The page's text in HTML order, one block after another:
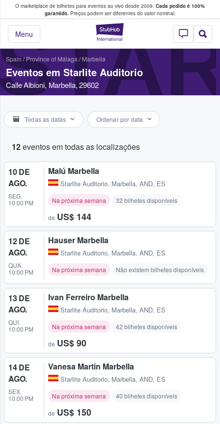
O marketplace de bilhetes para eventos ao vivo desde 2009. Cada pedido é 100%
garantido.Preços podem ser diferentes do valor nominal.
StubHub – onde
Menu
fãs compram e vendem bilhetes
Spain/Province of Málaga / Marbella
Eventos em Starlite Auditorio
Calle Albioni, Marbella, 29602
Todas as datas Ordenar por data
12eventos em todas as localizações
10 DE
AGO.
SEG.
10:00 PM
Malú Marbella
Starlite Auditorio, Marbella, AND, ES
Na próxima semana 32 bilhetes disponíveis
de US$ 144
12 DE
AGO.
QUA.
10:00 PM
Hauser Marbella
Starlite Auditorio, Marbella, AND, ES
Na próxima semana Não existem bilhetes disponíveis
13 DE
AGO.
QUI.
10:00 PM
Ivan Ferreiro Marbella
Starlite Auditorio, Marbella, AND, ES
Na próxima semana 42 bilhetes disponíveis
de US$ 90
14 DE
AGO.
SEX.
10:00 PM
Vanesa Martin Marbella
Starlite Auditorio, Marbella, AND, ES
Na próxima semana 40 bilhetes disponíveis
de US$ 150